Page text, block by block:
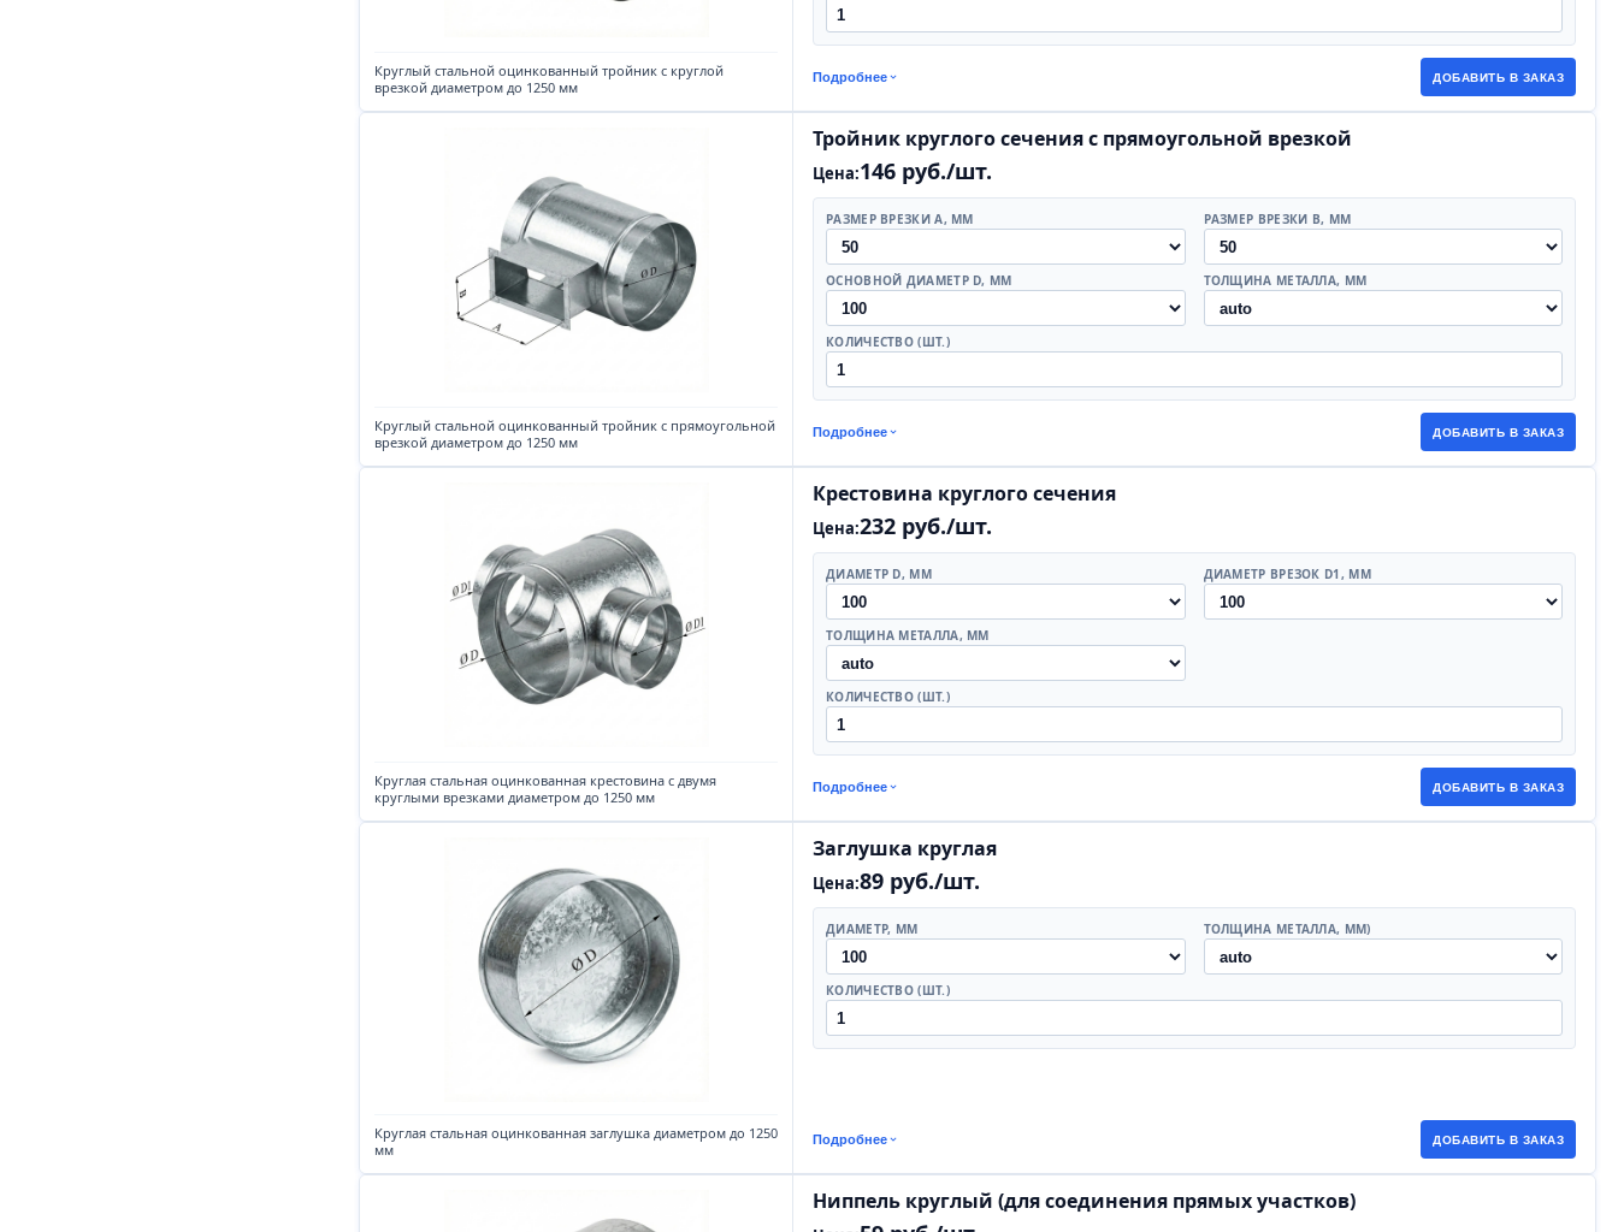
Круглый стальной оцинкованный тройник с круглой
врезкой диаметром до 1250 мм
Подробнее ДОБАВИТЬ В ЗАКАЗ
Круглый стальной оцинкованный тройник с прямоугольной
врезкой диаметром до 1250 мм
Тройник круглого сечения с прямоугольной врезкой
Цена:146 руб./шт.
РАЗМЕР ВРЕЗКИ А, ММ РАЗМЕР ВРЕЗКИ В, ММ
ОСНОВНОЙ ДИАМЕТР D, ММ ТОЛЩИНА МЕТАЛЛА, ММ
КОЛИЧЕСТВО (ШТ.)
Подробнее ДОБАВИТЬ В ЗАКАЗ
Круглая стальная оцинкованная крестовина с двумя
круглыми врезками диаметром до 1250 мм
Крестовина круглого сечения
Цена:232 руб./шт.
ДИАМЕТР D, ММ ДИАМЕТР ВРЕЗОК D1, ММ
ТОЛЩИНА МЕТАЛЛА, ММ
КОЛИЧЕСТВО (ШТ.)
Подробнее ДОБАВИТЬ В ЗАКАЗ
Круглая стальная оцинкованная заглушка диаметром до 1250
мм
Заглушка круглая
Цена:89 руб./шт.
ДИАМЕТР, ММ ТОЛЩИНА МЕТАЛЛА, ММ)
КОЛИЧЕСТВО (ШТ.)
Подробнее ДОБАВИТЬ В ЗАКАЗ
Ниппель круглый (для соединения прямых участков)